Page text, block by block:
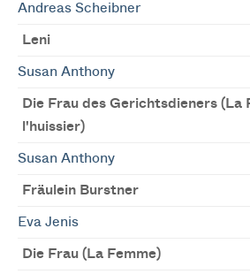
Andreas Scheibner
Leni
Susan Anthony
Die Frau des Gerichtsdieners (La
l'huissier)
Susan Anthony
Fräulein Burstner
Eva Jenis
Die Frau (La Femme)